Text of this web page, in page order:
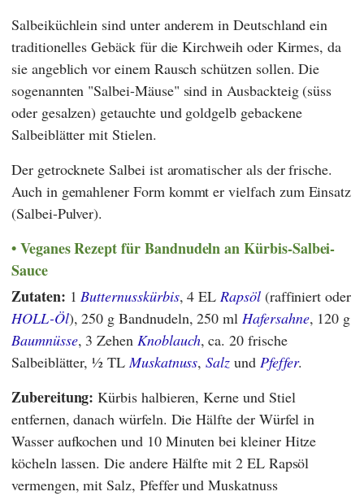
Salbeiküchlein sind unter anderem in Deutschland ein
traditionelles Gebäck für die Kirchweih oder Kirmes, da
sie angeblich vor einem Rausch schützen sollen. Die
sogenannten "Salbei-Mäuse" sind in Ausbackteig (süss
oder gesalzen) getauchte und goldgelb gebackene
Salbeiblätter mit Stielen.
Der getrocknete Salbei ist aromatischer als der frische.
Auch in gemahlener Form kommt er vielfach zum Einsatz
(Salbei-Pulver).
Veganes Rezept für Bandnudeln an Kürbis-Salbei-
Sauce
Zutaten: 1Butternusskürbis, 4 ELRapsöl(raffiniert oder
HOLL-Öl), 250 g Bandnudeln, 250 mlHafersahne, 120 g
Baumnüsse, 3 Zehen Knoblauch, ca. 20 frische
Salbeiblätter, ½ TLMuskatnuss,Salz und Pfeffer.
Zubereitung: Kürbis halbieren, Kerne und Stiel
entfernen, danach würfeln. Die Hälfte der Würfel in
Wasser aufkochen und 10 Minuten bei kleiner Hitze
köcheln lassen. Die andere Hälfte mit 2 EL Rapsöl
vermengen, mit Salz, Pfeffer und Muskatnuss